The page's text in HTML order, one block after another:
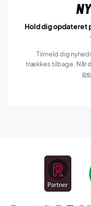
Hold dig opdateret
Tilmeld dig
trækkes tilbage. Når